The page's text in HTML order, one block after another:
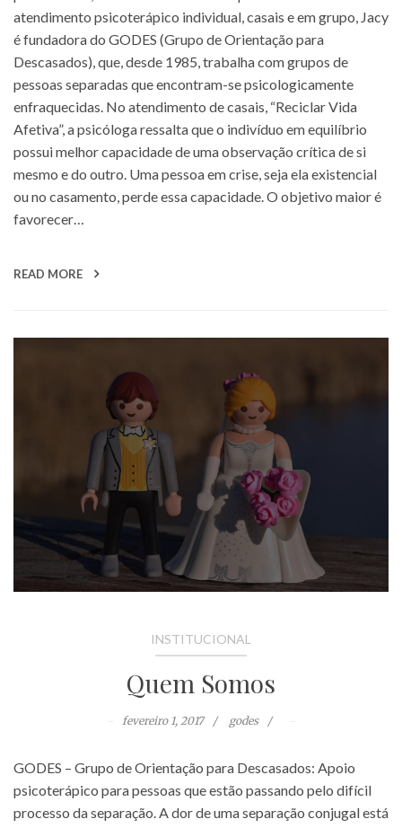
atendimento psicoterápico individual, casais e em grupo, Jacy
é fundadora do GODES (Grupo de Orientação para
Descasados), que, desde 1985, trabalha com grupos de
pessoas separadas que encontram-se psicologicamente
enfraquecidas. No atendimento de casais, “Reciclar Vida
Afetiva”, a psicóloga ressalta que o indivíduo em equilíbrio
possui melhor capacidade de uma observação crítica de si
mesmo e do outro. Uma pessoa em crise, seja ela existencial
ou no casamento, perde essa capacidade. O objetivo maior é
favorecer…
READ MORE
INSTITUCIONAL
Quem Somos
fevereiro 1, 2017 godes
GODES – Grupo de Orientação para Descasados: Apoio
psicoterápico para pessoas que estão passando pelo difícil
processo da separação. A dor de uma separação conjugal está